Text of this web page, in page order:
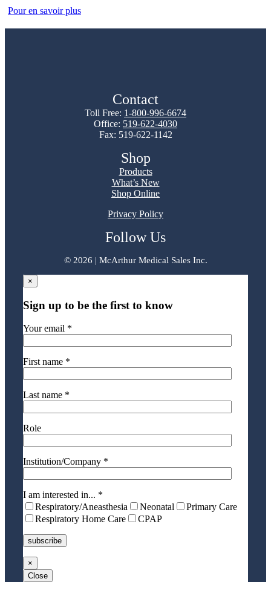
Pour en savoir plus
Contact
Toll Free: 1-800-996-6674
Office: 519-622-4030
Fax: 519-622-1142
Shop
Products
What’s New
Shop Online
Privacy Policy
Follow Us
© 2026 | McArthur Medical Sales Inc.
×
Sign up to be the first to know
Your email *
First name *
Last name *
Role
Institution/Company *
I am interested in... *
Respiratory/Aneasthesia
Neonatal
Primary Care
Respiratory Home Care
CPAP
×
Close